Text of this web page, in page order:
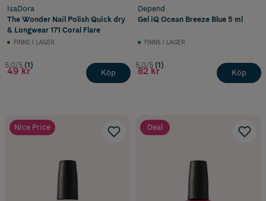
IsaDora
The Wonder Nail Polish Quick dry
& Longwear 171 Coral Flare
FINNS I LAGER
5.0/5 (1)
49 kr Köp
Depend
Gel iQ Ocean Breeze Blue 5 ml
FINNS I LAGER
5.0/5 (1)
82 kr Köp
Nice Price Deal